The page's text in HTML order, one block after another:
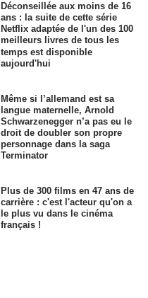
Déconseillée aux moins de 16
ans : la suite de cette série
Netflix adaptée de l'un des 100
meilleurs livres de tous les
temps est disponible
aujourd'hui
Même si l’allemand est sa
langue maternelle, Arnold
Schwarzenegger n’a pas eu le
droit de doubler son propre
personnage dans la saga
Terminator
Plus de 300 films en 47 ans de
carrière : c'est l'acteur qu'on a
le plus vu dans le cinéma
français !